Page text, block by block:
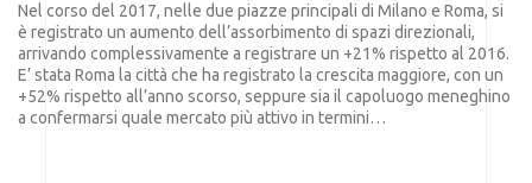
Nel corso del 2017, nelle due piazze principali di Milano e Roma, si
è registrato un aumento dell’assorbimento di spazi direzionali,
arrivando complessivamente a registrare un +21% rispetto al 2016.
E’ stata Roma la città che ha registrato la crescita maggiore, con un
+52% rispetto all’anno scorso, seppure sia il capoluogo meneghino
a confermarsi quale mercato più attivo in termini…